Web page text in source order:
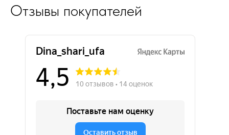
Отзывы покупателей